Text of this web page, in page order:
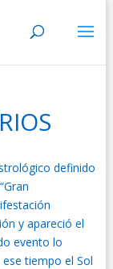
definido
y apareció el
evento lo
tiempo el Sol